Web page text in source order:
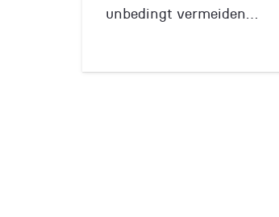
unbedingt vermeiden…